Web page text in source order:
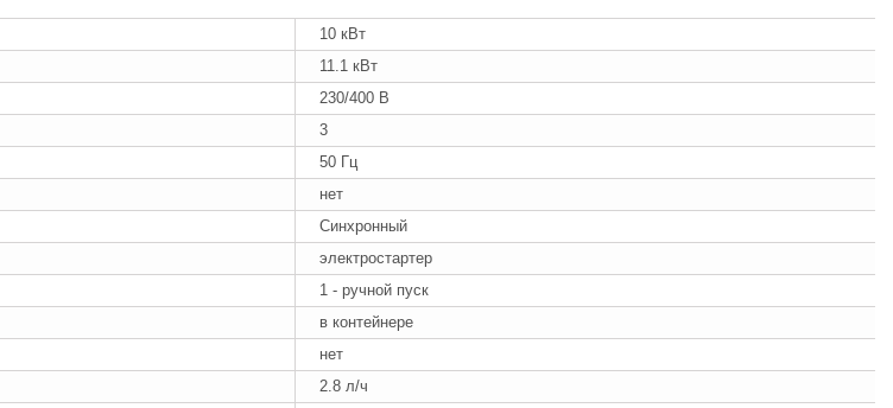
10 кВт
11.1 кВт
230/400 В
3
50 Гц
нет
Синхронный
электростартер
1 - ручной пуск
в контейнере
нет
2.8 л/ч